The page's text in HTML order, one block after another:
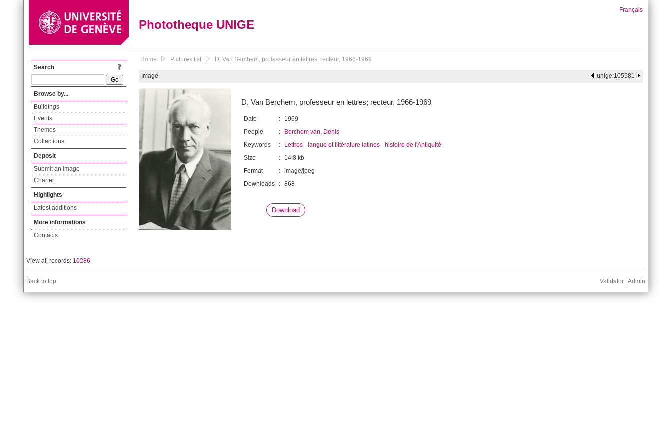
Phototheque UNIGE
Français
Search
Browse by...
Buildings
Events
Themes
Collections
Deposit
Submit an image
Charter
Highlights
Latest additions
More informations
Contacts
Home Pictures list D. Van Berchem, professeur en lettres; recteur, 1966-1969
Image unige:105581
D. Van Berchem, professeur en lettres; recteur, 1966-1969
Date :
1969
People
:
Berchem van, Denis
Keywords
: Lettres - langue et littérature latines - histoire de l'Antiquité
Size
:
14.8 kb
Format
: image/jpeg
Downloads
: 868
Download
View all records: 10286
Back to top Validator Admin